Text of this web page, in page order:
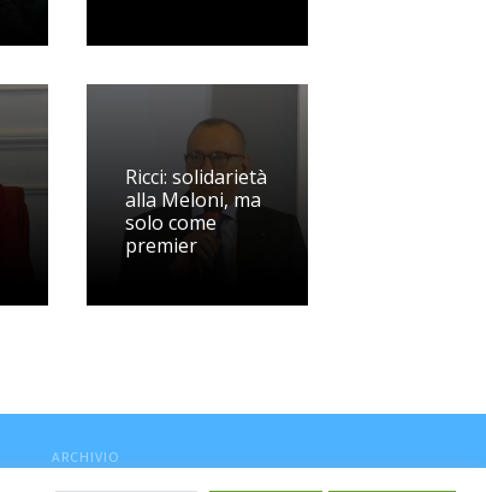
Ricci: solidarietà
alla Meloni, ma
solo come
premier
ARCHIVIO